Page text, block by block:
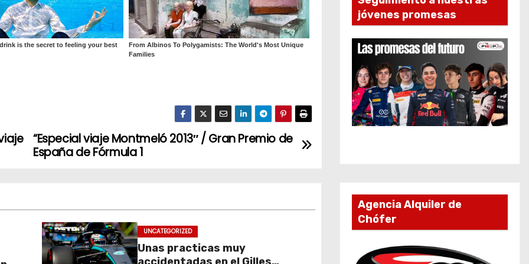
“Especial viaje Montmeló 2013″ / Gran Premio de
España de Fórmula 1
UNCATEGORIZED
Unas practicas muy
jóvenes promesas
Agencia Alquiler de
Chófer